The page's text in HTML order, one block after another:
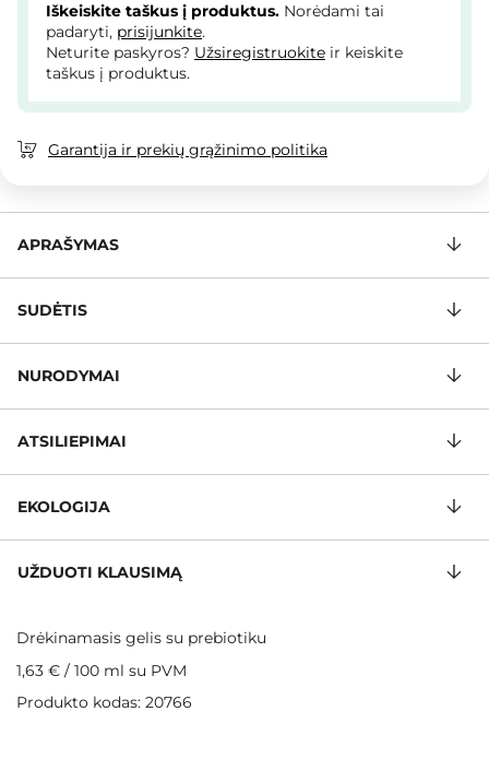
Iškeiskite taškus į produktus. Norėdami tai
padaryti, prisijunkite.
Neturite paskyros? Užsiregistruokite ir keiskite
taškus į produktus.
Garantija ir prekių grąžinimo politika
APRAŠYMAS
SUDĖTIS
NURODYMAI
ATSILIEPIMAI
EKOLOGIJA
UŽDUOTI KLAUSIMĄ
Drėkinamasis gelis su prebiotiku
1,63 € / 100 ml su PVM
Produkto kodas: 20766